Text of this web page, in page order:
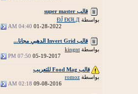
قالب super master
بواسطة ÐĴ ÐØŁД
01-28-2022
04:40 AM
قالب Invert Grid الدهبي مجانا...
بواسطة kingnt
05-19-2017
07:50 PM
قالب Food Mag للتعريب
بواسطة romoz
09-08-2016
02:18 AM